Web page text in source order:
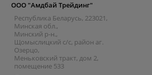
ООО "Амдбай Трейдинг"
Республика Беларусь, 223021,
Минская обл.,
Минский р-н.,
Щомыслицкий с/с, район аг.
Озерцо,
Меньковский тракт, дом 2,
помещение 533